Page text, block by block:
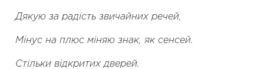
Дякую за радість звичайних речей,
Мінус на плюс міняю знак, як сенсей.
Стільки відкритих дверей.